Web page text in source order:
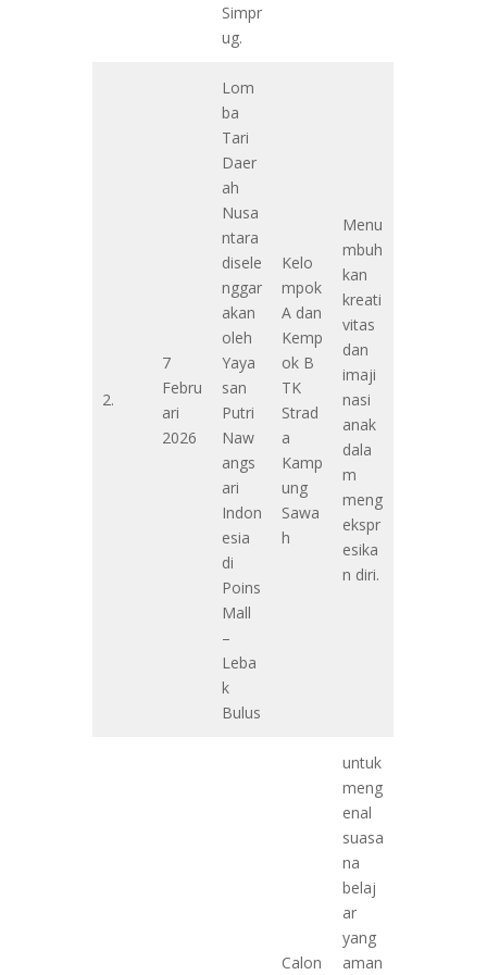
Simpr
ug.
2.
7
Febru
ari
2026
Lom
ba
Tari
Daer
ah
Nusa
ntara
disele
nggar
akan
oleh
Yaya
san
Putri
Naw
angs
ari
Indon
esia
di
Poins
Mall
–
Leba
k
Bulus
Kelo
mpok
A dan
Kemp
ok B
TK
Strad
a
Kamp
ung
Sawa
h
Menu
mbuh
kan
kreati
vitas
dan
imaji
nasi
anak
dala
m
meng
ekspr
esika
n diri.
Calon
untuk
meng
enal
suasa
na
belaj
ar
yang
aman